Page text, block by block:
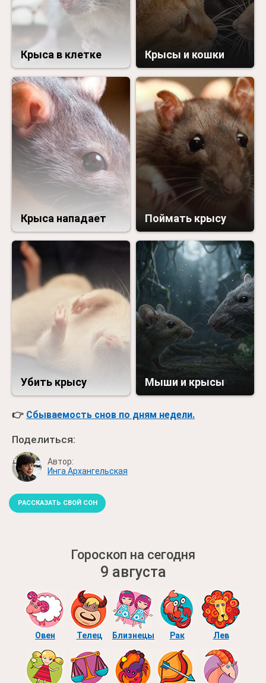
Крыса в клетке Крысы и кошки
Крыса нападает Поймать крысу
Убить крысу Мыши и крысы
👉 Сбываемость снов по дням недели.
Поделиться:
Автор:
Инга Архангельская
РАССКАЗАТЬ СВОЙ СОН
Гороскоп на сегодня
9 августа
Овен Телец Близнецы Рак Лев